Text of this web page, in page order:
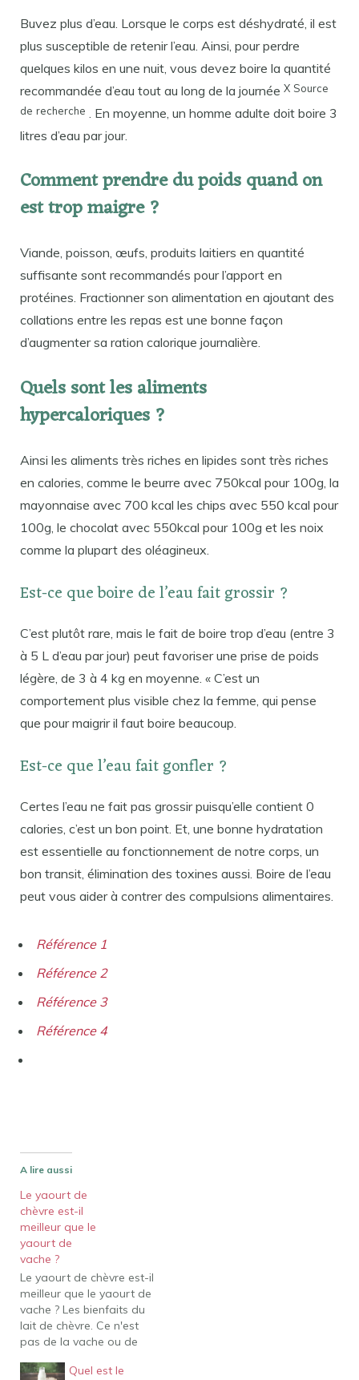
Buvez plus d’eau. Lorsque le corps est déshydraté, il est
plus susceptible de retenir l’eau. Ainsi, pour perdre
quelques kilos en une nuit, vous devez boire la quantité
recommandée d’eau tout au long de la journée X Source
de recherche
. En moyenne, un homme adulte doit boire 3
litres d’eau par jour.
Comment prendre du poids quand on
est trop maigre ?
Viande, poisson, œufs, produits laitiers en quantité
suffisante sont recommandés pour l’apport en
protéines. Fractionner son alimentation en ajoutant des
collations entre les repas est une bonne façon
d’augmenter sa ration calorique journalière.
Quels sont les aliments
hypercaloriques ?
Ainsi les aliments très riches en lipides sont très riches
en calories, comme le beurre avec 750kcal pour 100g, la
mayonnaise avec 700 kcal les chips avec 550 kcal pour
100g, le chocolat avec 550kcal pour 100g et les noix
comme la plupart des oléagineux.
Est-ce que boire de l’eau fait grossir ?
C’est plutôt rare, mais le fait de boire trop d’eau (entre 3
à 5 L d’eau par jour) peut favoriser une prise de poids
légère, de 3 à 4 kg en moyenne. « C’est un
comportement plus visible chez la femme, qui pense
que pour maigrir il faut boire beaucoup.
Est-ce que l’eau fait gonfler ?
Certes l’eau ne fait pas grossir puisqu’elle contient 0
calories, c’est un bon point. Et, une bonne hydratation
est essentielle au fonctionnement de notre corps, un
bon transit, élimination des toxines aussi. Boire de l’eau
peut vous aider à contrer des compulsions alimentaires.
Référence 1
Référence 2
Référence 3
Référence 4
A lire aussi
Le yaourt de
chèvre est-il
meilleur que le
yaourt de
vache ?
Le yaourt de chèvre est-il
meilleur que le yaourt de
vache ? Les bienfaits du
lait de chèvre. Ce n'est
pas de la vache ou de
chèvre ! Plus digestes
Quel est le